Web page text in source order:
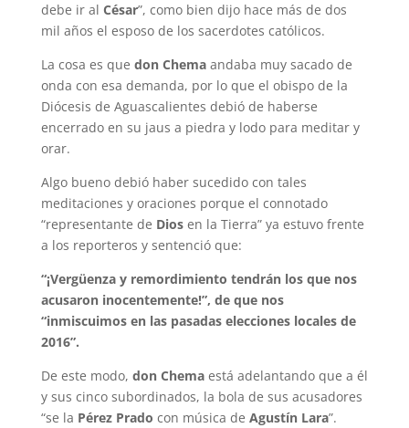
debe ir al César”, como bien dijo hace más de dos
mil años el esposo de los sacerdotes católicos.
La cosa es que don Chemaandaba muy sacado de
onda con esa demanda, por lo que el obispo de la
Diócesis de Aguascalientes debió de haberse
encerrado en su jaus a piedra y lodo para meditar y
orar.
Algo bueno debió haber sucedido con tales
meditaciones y oraciones porque el connotado
“representante de Dios en la Tierra” ya estuvo frente
a los reporteros y sentenció que:
“¡Vergüenza y remordimiento tendrán los que nos
acusaron inocentemente!”, de que nos
“inmiscuimos en las pasadas elecciones locales de
2016”.
De este modo, don Chema está adelantando que a él
y sus cinco subordinados, la bola de sus acusadores
“se la Pérez Prado con música de Agustín Lara”.